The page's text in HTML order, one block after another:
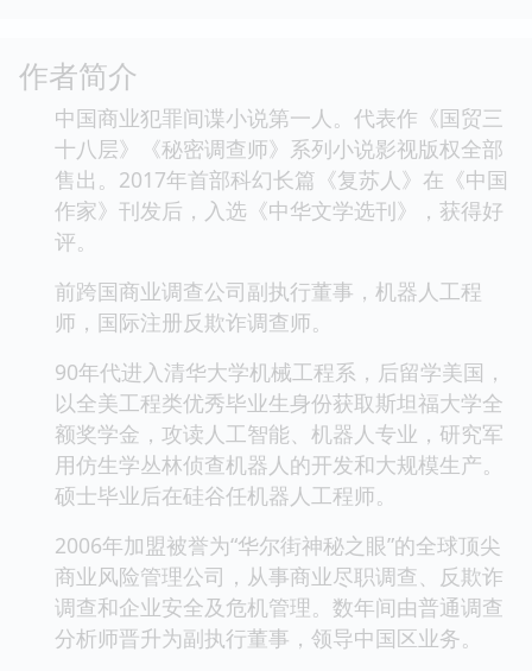
作者简介
中国商业犯罪间谍小说第一人。代表作《国贸三
十八层》《秘密调查师》系列小说影视版权全部
售出。2017年首部科幻长篇《复苏人》在《中国
作家》刊发后，入选《中华文学选刊》，获得好
评。
前跨国商业调查公司副执行董事，机器人工程
师，国际注册反欺诈调查师。
90年代进入清华大学机械工程系，后留学美国，
以全美工程类优秀毕业生身份获取斯坦福大学全
额奖学金，攻读人工智能、机器人专业，研究军
用仿生学丛林侦查机器人的开发和大规模生产。
硕士毕业后在硅谷任机器人工程师。
2006年加盟被誉为“华尔街神秘之眼”的全球顶尖
商业风险管理公司，从事商业尽职调查、反欺诈
调查和企业安全及危机管理。数年间由普通调查
分析师晋升为副执行董事，领导中国区业务。